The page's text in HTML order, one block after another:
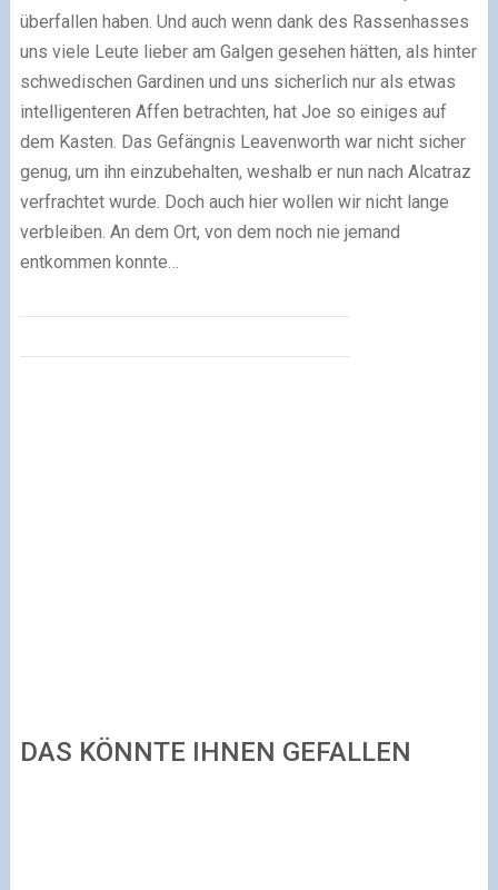
überfallen haben. Und auch wenn dank des Rassenhasses
uns viele Leute lieber am Galgen gesehen hätten, als hinter
schwedischen Gardinen und uns sicherlich nur als etwas
intelligenteren Affen betrachten, hat Joe so einiges auf
dem Kasten. Das Gefängnis Leavenworth war nicht sicher
genug, um ihn einzubehalten, weshalb er nun nach Alcatraz
verfrachtet wurde. Doch auch hier wollen wir nicht lange
verbleiben. An dem Ort, von dem noch nie jemand
entkommen konnte…
DAS KÖNNTE IHNEN GEFALLEN